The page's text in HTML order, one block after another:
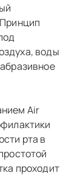
воды
Air
рта в
проходит